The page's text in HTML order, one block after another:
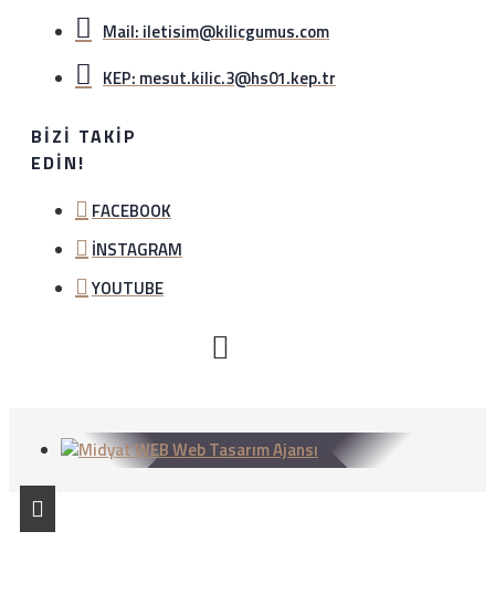
Mail: iletisim@kilicgumus.com
KEP: mesut.kilic.3@hs01.kep.tr
BIZI TAKIP
EDIN!
FACEBOOK
İNSTAGRAM
YOUTUBE